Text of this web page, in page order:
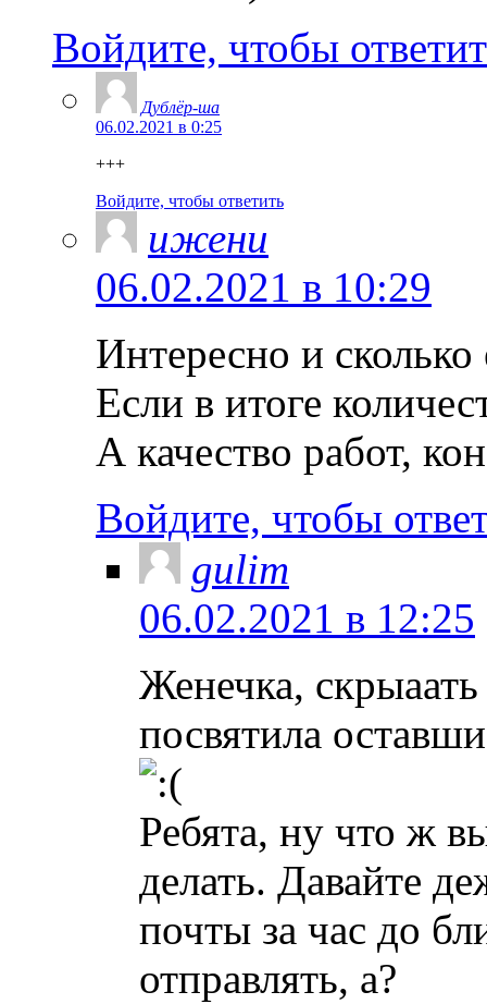
Войдите, чтобы
Дублёр-ша
06.02.2021 в 0:25
+++
Войдите, чтобы ответить
ижени
06.02.2021 в 10:29
Интересно и
Если в итоге
А качество работ,
Войдите, чтобы
gulim
06.02.2021 в 12:25
Женечка,
посвятила
Ребята, ну что ж
делать. Давайте
почты за час до
отправлять, а?